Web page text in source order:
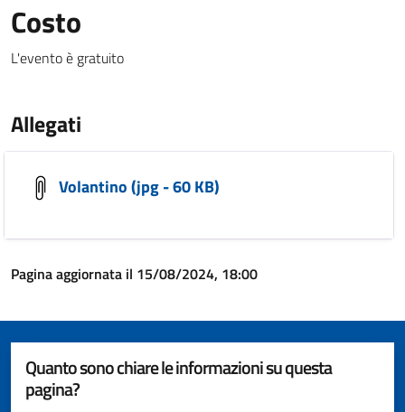
Costo
L'evento è gratuito
Allegati
Volantino (jpg - 60 KB)
Pagina aggiornata il 15/08/2024, 18:00
Quanto sono chiare le informazioni su questa
pagina?